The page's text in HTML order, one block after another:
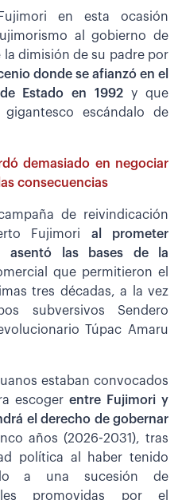
en esta ocasión
al gobierno de
la dimisión de su padre por
donde se afianzó en el
Estado en 1992 y que
escándalo de
demasiado en negociar
consecuencias
de reivindicación
Fujimori al prometer
asentó las bases de la
que permitieron el
tres décadas, a la vez
subversivos Sendero
Túpac Amaru
estaban convocados
escoger entre Fujimori y
el derecho de gobernar
años (2026-2031), tras
política al haber tenido
a una sucesión de
promovidas por el